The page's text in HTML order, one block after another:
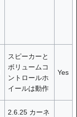
スピーカーと
ボリュームコ
ントロールホ
イールは動作
Yes
2.6.25 カーネ